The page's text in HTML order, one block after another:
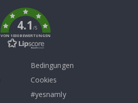
4.1/5
VON 1030 BEWERTUNGEN
Bedingungen
Cookies
#yesnamly